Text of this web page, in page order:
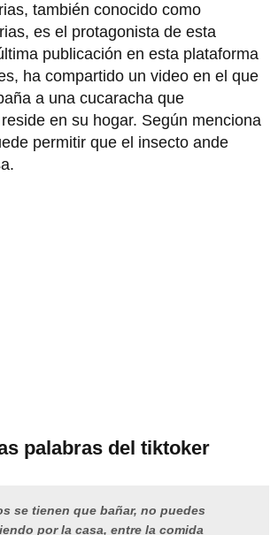
también conocido como
es el protagonista de esta
publicación en esta plataforma
ha compartido un video en el que
a una cucaracha que
en su hogar. Según menciona
permitir que el insecto ande
palabras del tiktoker
se tienen que bañar, no puedes
por la casa, entre la comida